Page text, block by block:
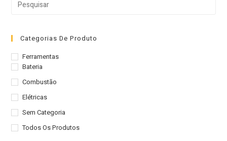
Categorias De Produto
Ferramentas
Bateria
Combustão
Elétricas
Sem Categoria
Todos Os Produtos